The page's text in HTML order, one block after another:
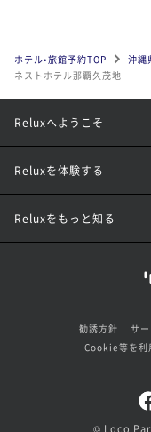
ホテル•旅館予約TOP 沖縄
ネストホテル那覇久茂地
Reluxへようこそ
Reluxを体験する
Reluxをもっと知る
勧誘方針 サ
Cookie等を利
© Loco